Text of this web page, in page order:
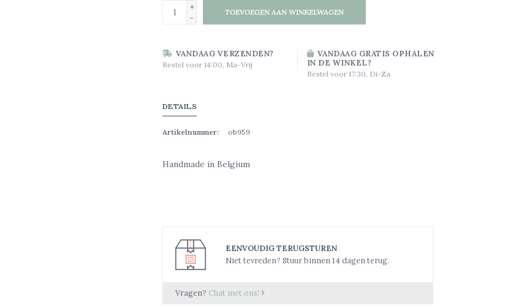
+
-
TOEVOEGEN AAN WINKELWAGEN
VANDAAG VERZENDEN?
Bestel voor 14:00, Ma-Vrij
VANDAAG GRATIS OPHALEN
IN DE WINKEL?
Bestel voor 17:30, Di-Za
DETAILS
Artikelnummer: ob959
Handmade in Belgium
EENVOUDIG TERUGSTUREN
Niet tevreden? Stuur binnen 14 dagen terug.
Vragen? Chat met ons!